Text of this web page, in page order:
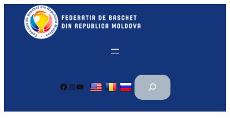
Перейти
содержимому
Facebook Instagram YouTube
П
и